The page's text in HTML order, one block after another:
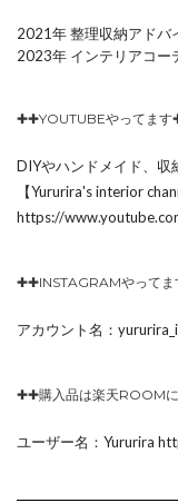
2021年 整理収納アド
2023年 インテリアコー
✚✚YOUTUBEやってま
DIYやハンドメイド、収
【Yururira's interior
https://
✚✚INSTAGRAMやって
アカウント名：
✚✚購入品は楽天ROOM
ユーザー名：Yururira